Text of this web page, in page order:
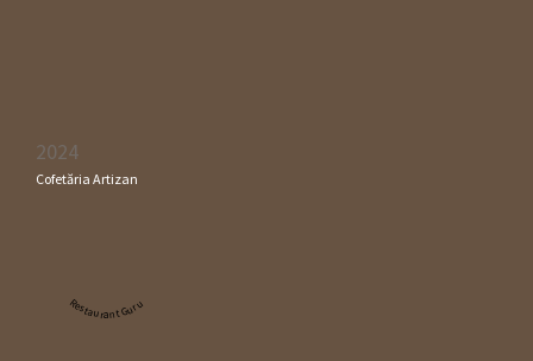
2024
Cofetăria Artizan
Restaurant Guru